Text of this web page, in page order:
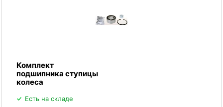
Комплект
подшипника ступицы
колеса
Есть на складе